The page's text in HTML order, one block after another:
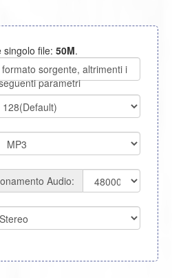
singolo file: 50M.
sorgente, altrimenti i
parametri
Audio: